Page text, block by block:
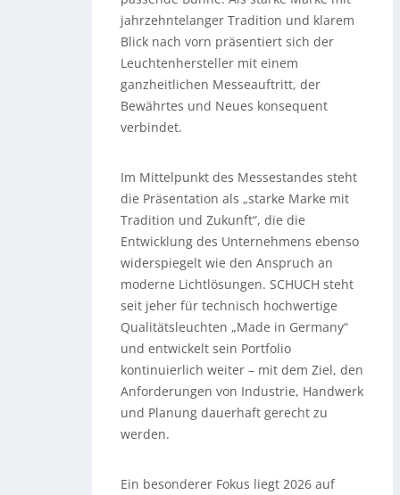
jahrzehntelanger Tradition und klarem
Blick nach vorn präsentiert sich der
Leuchtenhersteller mit einem
ganzheitlichen Messeauftritt, der
Bewährtes und Neues konsequent
verbindet.
Im Mittelpunkt des Messestandes steht
die Präsentation als „starke Marke mit
Tradition und Zukunft“, die die
Entwicklung des Unternehmens ebenso
widerspiegelt wie den Anspruch an
moderne Lichtlösungen. SCHUCH steht
seit jeher für technisch hochwertige
Qualitätsleuchten „Made in Germany“
und entwickelt sein Portfolio
kontinuierlich weiter – mit dem Ziel, den
Anforderungen von Industrie, Handwerk
und Planung dauerhaft gerecht zu
werden.
Ein besonderer Fokus liegt 2026 auf